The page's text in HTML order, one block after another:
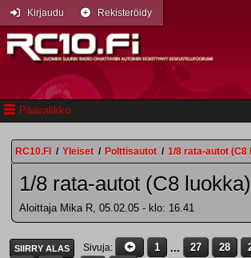
Päävalikko
Kirjaudu Rekisteröidy
RC10.FI / Yleiset / Polttisautot / 1/8 rata-autot (C8
1/8 rata-autot (C8 luokka)
Aloittaja Mika R, 05.02.05 - klo: 16.41
SIIRRY ALAS Sivuja 1 ... 27 28